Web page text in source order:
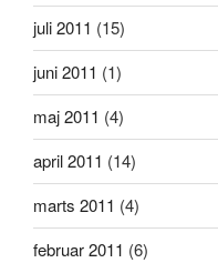
juli 2011 (15)
juni 2011 (1)
maj 2011 (4)
april 2011 (14)
marts 2011 (4)
februar 2011 (6)